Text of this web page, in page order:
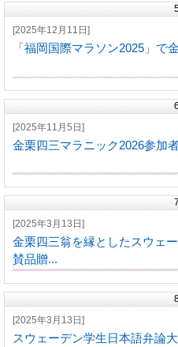
[2025年12月11日]
「福岡国際マラソン2025」で
[2025年11月5日]
金栗四三マラニック2026参加
7
[2025年3月13日]
金栗四三翁を縁としたスウェ
賛品贈...
[2025年3月13日]
スウェーデン学生日本語弁論